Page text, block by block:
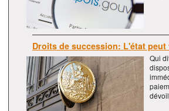
Droits de succession: L'état
Qui